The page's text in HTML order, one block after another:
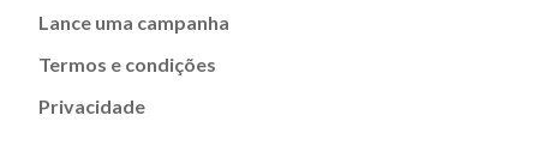
Lance uma campanha
Termos e condições
Privacidade